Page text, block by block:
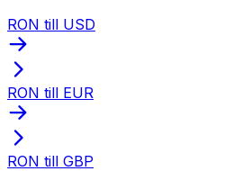
RON till USD
RON till EUR
RON till GBP